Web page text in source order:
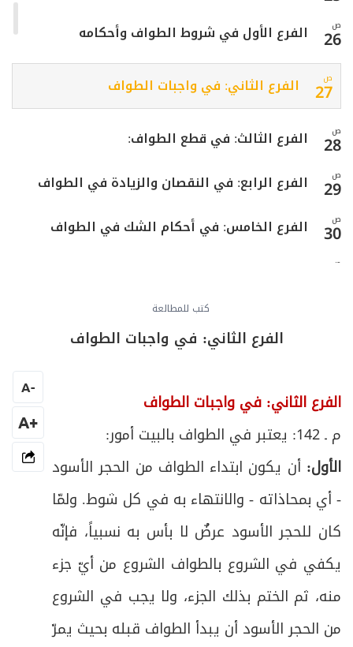
كتب للمطالعة
الفرع الثاني: في واجبات الطواف
الفرع الثاني: في واجبات الطواف
م ـ 142: يعتبر في الطواف بالبيت أمور
:
الأول: أن يكون ابتداء الطواف من الحجر الأسود
- أي بمحاذاته - والانتهاء به في كل شوط. ولمّا
كان للحجر الأسود عرضٌ لا بأس به نسبياً، فإنّه
يكفي في الشروع بالطواف الشروع من أيّ جزء
منه، ثم الختم بذلك الجزء، ولا يجب في الشروع
من الحجر الأسود أن يبدأ الطواف قبله بحيث يمرّ
-
A
+A
ص
26 الفرع الأول في شروط الطواف وأحكامه
ص
27 الفرع الثاني: في واجبات الطواف
ص
28 الفرع الثالث: في قطع الطواف:
ص
29 الفرع الرابع: في النقصان والزيادة في الطواف
ص
30 الفرع الخامس: في أحكام الشك في الطواف
ص
المبحث الثالث: في صلاة الطواف وفيه فرع
ص
34 المبحث الرابع: في أحكام الحيض والاستحاضة
ص
35 المبحث الخامس: في السعي و فيه فروع
36 الفرع الأول: في شروط السعي وواجباته
ص
37 الفرع الثاني: في النقصان والزيادة في السعي
ص
38 الفرع الثالث: في الشكّ في السعي
39 الفرع الرابع: في آداب السعي